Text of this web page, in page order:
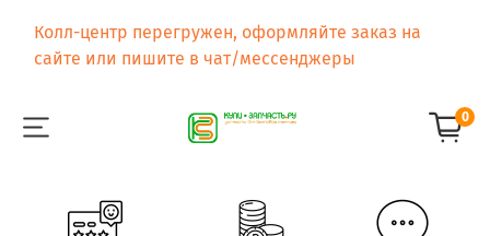
Колл-центр перегружен, оформляйте заказ на
сайте или пишите в чат/мессенджеры
0